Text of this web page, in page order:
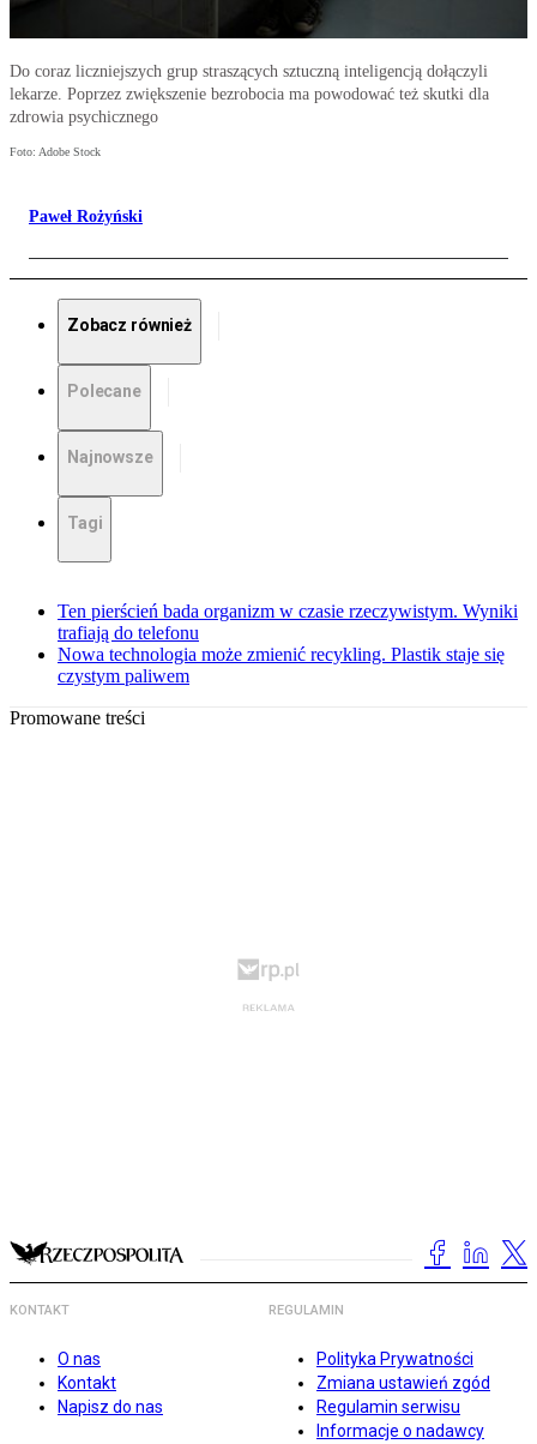
Do coraz liczniejszych grup straszących sztuczną inteligencją dołączyli
lekarze. Poprzez zwiększenie bezrobocia ma powodować też skutki dla
zdrowia psychicznego
Foto: Adobe Stock
Paweł Rożyński
Zobacz również
Polecane
Najnowsze
Tagi
Ten pierścień bada organizm w czasie rzeczywistym. Wyniki
trafiają do telefonu
Nowa technologia może zmienić recykling. Plastik staje się
czystym paliwem
Promowane treści
KONTAKT
O nas
Kontakt
Napisz do nas
REGULAMIN
Polityka Prywatności
Zmiana ustawień zgód
Regulamin serwisu
Informacje o nadawcy